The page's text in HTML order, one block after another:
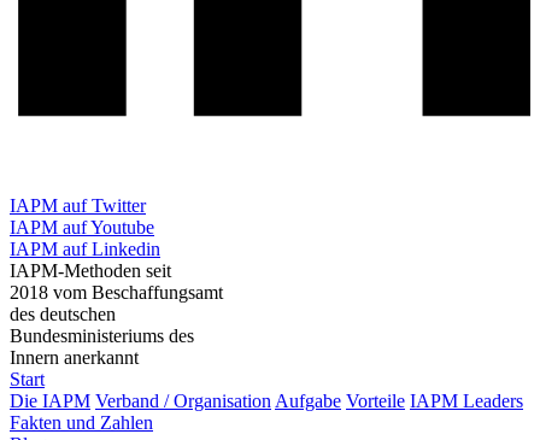
IAPM auf Twitter
IAPM auf Youtube
IAPM auf Linkedin
IAPM-Methoden seit
2018 vom Beschaffungsamt
des deutschen
Bundesministeriums des
Innern anerkannt
Start
Die IAPM Verband / Organisation Aufgabe Vorteile IAPM Leaders
Fakten und Zahlen